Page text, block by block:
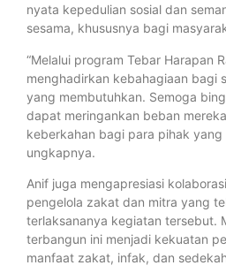
nyata kepedulian sosial dan
sesama, khususnya bagi
“Melalui program Tebar Harapan
menghadirkan kebahagiaan bagi
yang membutuhkan. Semoga
dapat meringankan beban
keberkahan bagi para pihak yang
ungkapnya.
Anif juga mengapresiasi
pengelola zakat dan mitra yang
terlaksananya kegiatan tersebut.
terbangun ini menjadi kekuatan
manfaat zakat, infak, dan